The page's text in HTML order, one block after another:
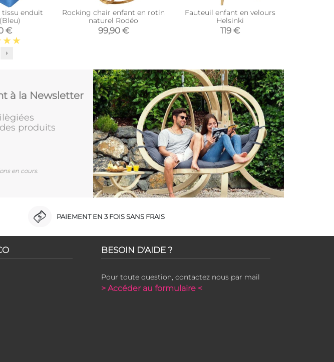
tissu enduit
€
Rocking chair enfant en rotin
naturel Rodéo
99,90 €
Fauteuil enfant en velours
Helsinki
119 €
à la Newsletter
produits
en cours.
PAIEMENT EN 3 FOIS SANS FRAIS
BESOIN D'AIDE ?
Pour toute question, contactez nous par mail
> Accéder au formulaire <